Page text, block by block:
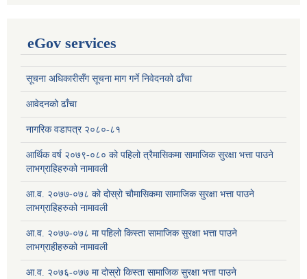
eGov services
सूचना अधिकारीसँग सूचना माग गर्ने निवेदनको ढाँचा
आवेदनको ढाँचा
नागरिक वडापत्र २०८०-८१
आर्थिक वर्ष २०७९-०८० को पहिलो त्रैमासिकमा सामाजिक सुरक्षा भत्ता पाउने
लाभग्राहिहरुको नामावली
आ.व. २०७७-०७८ को दोस्रो चौमासिकमा सामाजिक सुरक्षा भत्ता पाउने
लाभग्राहिहरुको नामावली
आ.व. २०७७-०७८ मा पहिलो किस्ता सामाजिक सुरक्षा भत्ता पाउने
लाभग्राहीहरुको नामावली
आ.व. २०७६-०७७ मा दोस्रो किस्ता सामाजिक सुरक्षा भत्ता पाउने